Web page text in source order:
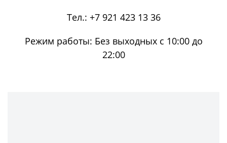
Тел.: +7 921 423 13 36
Режим работы: Без выходных с 10:00 до
22:00